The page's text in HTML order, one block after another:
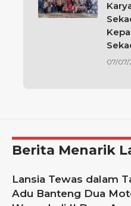
07/07/
Berita Menarik
Lansia Tewas dalam
Adu Banteng Dua